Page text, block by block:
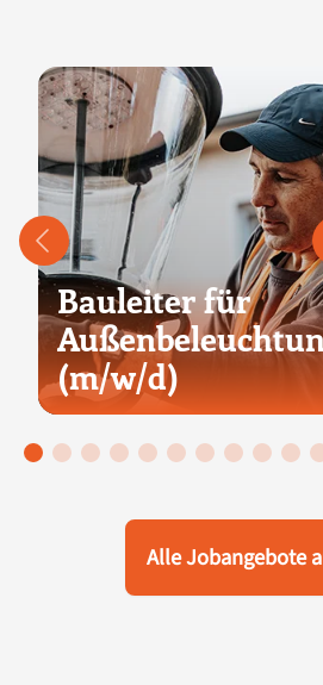
Bauleiter für
(m/w/d)
Alle Jobangebote